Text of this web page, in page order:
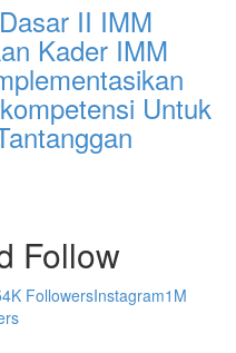
II IMM
Kader IMM
Untuk
Follow
FollowersInstagram1M